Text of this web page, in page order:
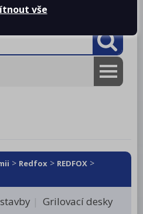
stažení
a zeleniny
> Redfox > REDFOX >
Grilovací desky
vše